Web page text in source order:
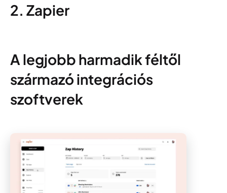
2. Zapier
A legjobb harmadik féltől
származó integrációs
szoftverek